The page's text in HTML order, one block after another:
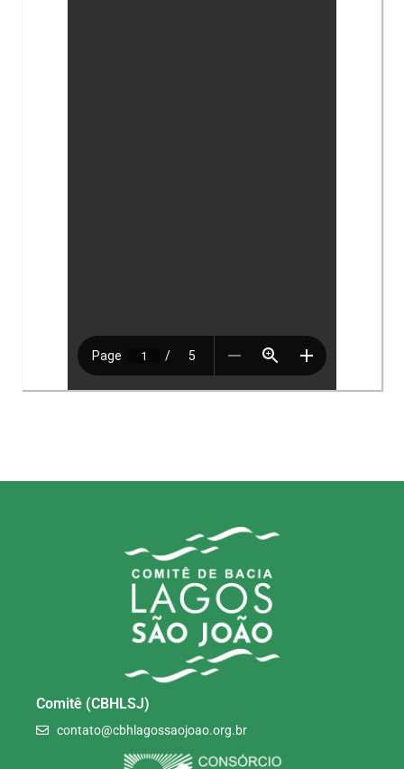
Comitê (CBHLSJ)
contato@cbhlagossaojoao.org.br